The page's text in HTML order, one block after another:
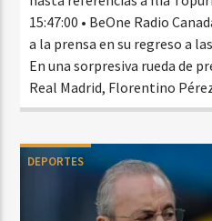
15:47:00 • BeOne Radio
a la prensa en su regreso a
En una sorpresiva rueda de
Real Madrid, Florentino
DEPORTES